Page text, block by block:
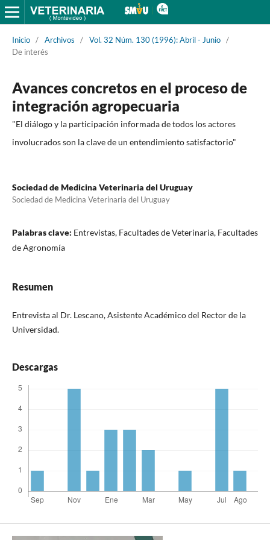
Inicio / Archivos / Vol. 32 Núm. 130 (1996): Abril - Junio /
De interés
Avances concretos en el proceso de
integración agropecuaria
"El diálogo y la participación informada de todos los actores
involucrados son la clave de un entendimiento satisfactorio"
Sociedad de Medicina Veterinaria del Uruguay
Sociedad de Medicina Veterinaria del Uruguay
Palabras clave: Entrevistas, Facultades de Veterinaria, Facultades
de Agronomía
Resumen
Entrevista al Dr. Lescano, Asistente Académico del Rector de la
Universidad.
Descargas